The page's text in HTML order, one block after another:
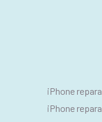
IPHONE
SEO
iPhone
iPhone